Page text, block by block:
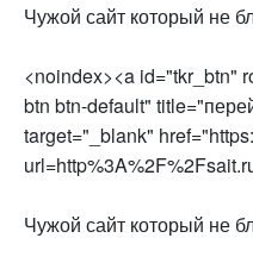
Чужой сайт который не
<noindex><a id="tkr_btn"
btn btn-default"
target="_blank"
Чужой сайт который не